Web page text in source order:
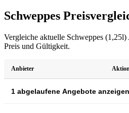
Schweppes
Vergleiche aktuelle Schweppes
Preis und Gültigkeit.
Anbieter
1 abgelaufene Angebote anzeigen